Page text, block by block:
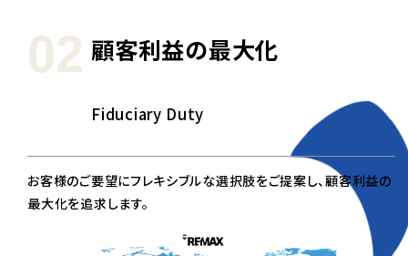
02 顧客利益の最大化
Fiduciary Duty
お客様のご要望にフレキシブルな選択肢をご提案し、顧客利益の
最大化を追求します。